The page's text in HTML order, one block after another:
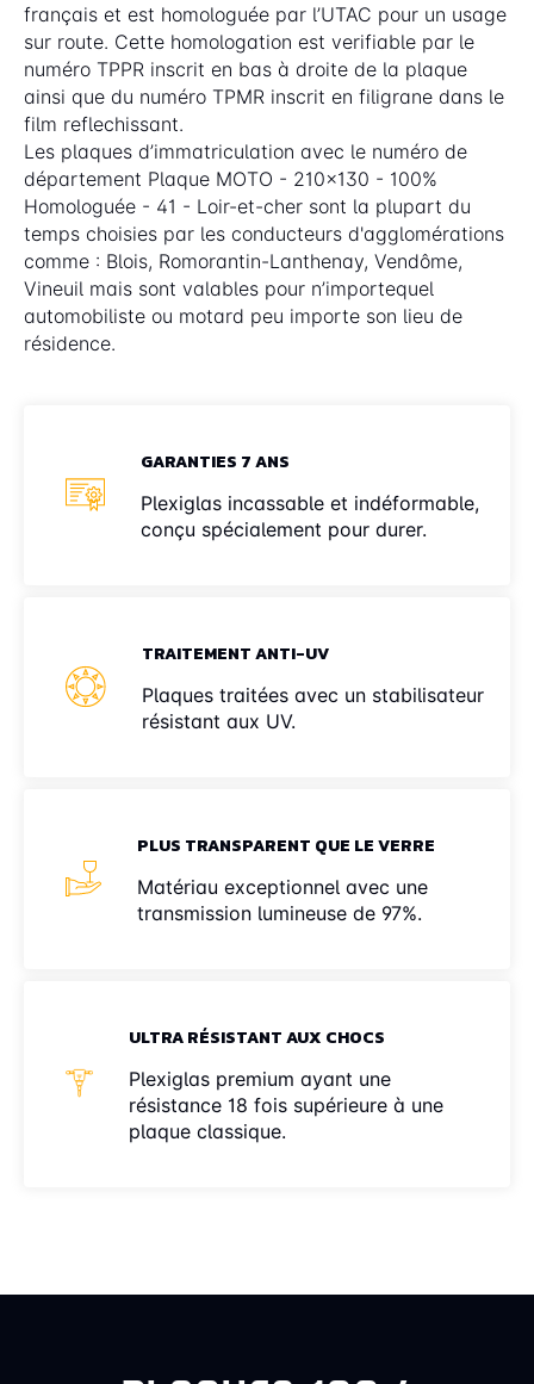
français et est homologuée par l’UTAC pour un usage
sur route. Cette homologation est verifiable par le
numéro TPPR inscrit en bas à droite de la plaque
ainsi que du numéro TPMR inscrit en filigrane dans le
film reflechissant.
Les plaques d’immatriculation avec le numéro de
département Plaque MOTO - 210x130 - 100%
Homologuée - 41 - Loir-et-cher sont la plupart du
temps choisies par les conducteurs d'agglomérations
comme : Blois, Romorantin-Lanthenay, Vendôme,
Vineuil mais sont valables pour n’importequel
automobiliste ou motard peu importe son lieu de
résidence.
GARANTIES 7 ANS
Plexiglas incassable et indéformable,
conçu spécialement pour durer.
TRAITEMENT ANTI-UV
Plaques traitées avec un stabilisateur
résistant aux UV.
PLUS TRANSPARENT QUE LE VERRE
Matériau exceptionnel avec une
transmission lumineuse de 97%.
ULTRA RÉSISTANT AUX CHOCS
Plexiglas premium ayant une
résistance 18 fois supérieure à une
plaque classique.